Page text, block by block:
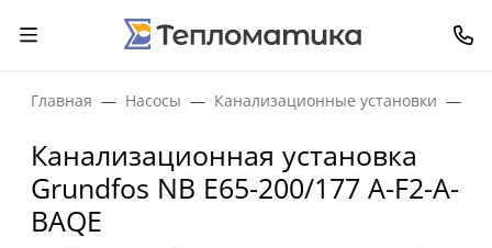
Главная Насосы Канализационные установки
Канализационная установка
Grundfos NB E65-200/177 A-F2-A-
BAQE